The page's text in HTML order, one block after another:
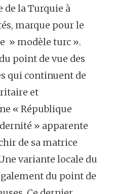
de la Turquie à
marque pour le
» modèle turc ».
point de vue des
qui continuent de
et
« République
» apparente
de sa matrice
variante locale du
du point de